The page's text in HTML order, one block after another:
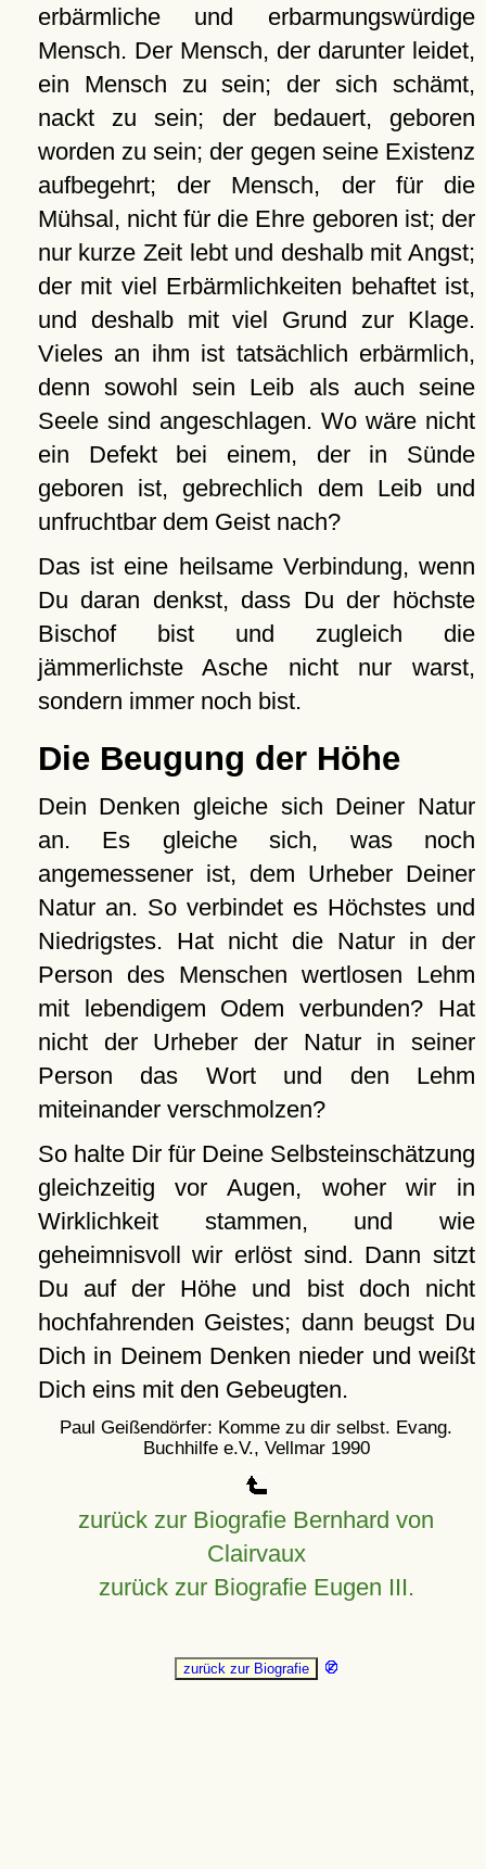
erbärmliche und erbarmungswürdige
Mensch. Der Mensch, der darunter leidet,
ein Mensch zu sein; der sich schämt,
nackt zu sein; der bedauert, geboren
worden zu sein; der gegen seine Existenz
aufbegehrt; der Mensch, der für die
Mühsal, nicht für die Ehre geboren ist; der
nur kurze Zeit lebt und deshalb mit Angst;
der mit viel Erbärmlichkeiten behaftet ist,
und deshalb mit viel Grund zur Klage.
Vieles an ihm ist tatsächlich erbärmlich,
denn sowohl sein Leib als auch seine
Seele sind angeschlagen. Wo wäre nicht
ein Defekt bei einem, der in Sünde
geboren ist, gebrechlich dem Leib und
unfruchtbar dem Geist nach?
Das ist eine heilsame Verbindung, wenn
Du daran denkst, dass Du der höchste
Bischof bist und zugleich die
jämmerlichste Asche nicht nur warst,
sondern immer noch bist.
Die Beugung der Höhe
Dein Denken gleiche sich Deiner Natur
an. Es gleiche sich, was noch
angemessener ist, dem Urheber Deiner
Natur an. So verbindet es Höchstes und
Niedrigstes. Hat nicht die Natur in der
Person des Menschen wertlosen Lehm
mit lebendigem Odem verbunden? Hat
nicht der Urheber der Natur in seiner
Person das Wort und den Lehm
miteinander verschmolzen?
So halte Dir für Deine Selbsteinschätzung
gleichzeitig vor Augen, woher wir in
Wirklichkeit stammen, und wie
geheimnisvoll wir erlöst sind. Dann sitzt
Du auf der Höhe und bist doch nicht
hochfahrenden Geistes; dann beugst Du
Dich in Deinem Denken nieder und weißt
Dich eins mit den Gebeugten.
Paul Geißendörfer: Komme zu dir selbst. Evang.
Buchhilfe e.V., Vellmar 1990
zurück zur Biografie Bernhard von
Clairvaux
zurück zur Biografie Eugen III.